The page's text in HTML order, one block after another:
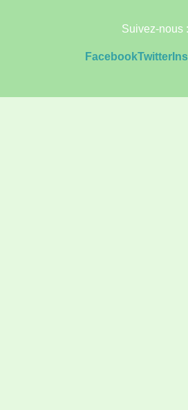
Suivez-nous :
FacebookTwitter